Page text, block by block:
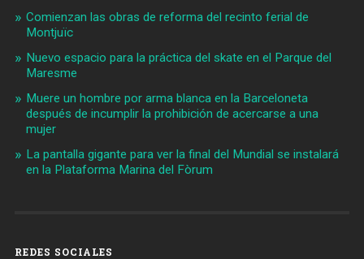
Comienzan las obras de reforma del recinto ferial de
Montjuïc
Nuevo espacio para la práctica del skate en el Parque del
Maresme
Muere un hombre por arma blanca en la Barceloneta
después de incumplir la prohibición de acercarse a una
mujer
La pantalla gigante para ver la final del Mundial se instalará
en la Plataforma Marina del Fòrum
REDES SOCIALES